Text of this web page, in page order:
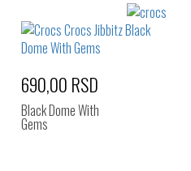
690,00 RSD
Black Dome With
Gems